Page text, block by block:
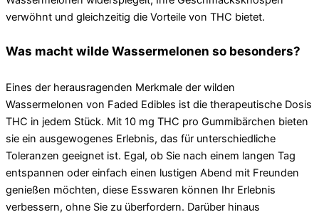
verwöhnt und gleichzeitig die Vorteile von THC bietet.
Was macht wilde Wassermelonen so besonders?
Eines der herausragenden Merkmale der wilden
Wassermelonen von Faded Edibles ist die therapeutische Dosis
THC in jedem Stück. Mit 10 mg THC pro Gummibärchen bieten
sie ein ausgewogenes Erlebnis, das für unterschiedliche
Toleranzen geeignet ist. Egal, ob Sie nach einem langen Tag
entspannen oder einfach einen lustigen Abend mit Freunden
genießen möchten, diese Esswaren können Ihr Erlebnis
verbessern, ohne Sie zu überfordern. Darüber hinaus